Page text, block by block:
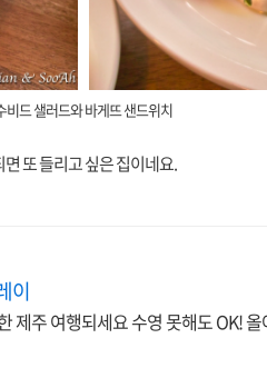
비드 샐러드와 바게뜨 샌드위치
또 들리고 싶은 집이네요.
이
제주 여행되세요 수영 못해도 OK!